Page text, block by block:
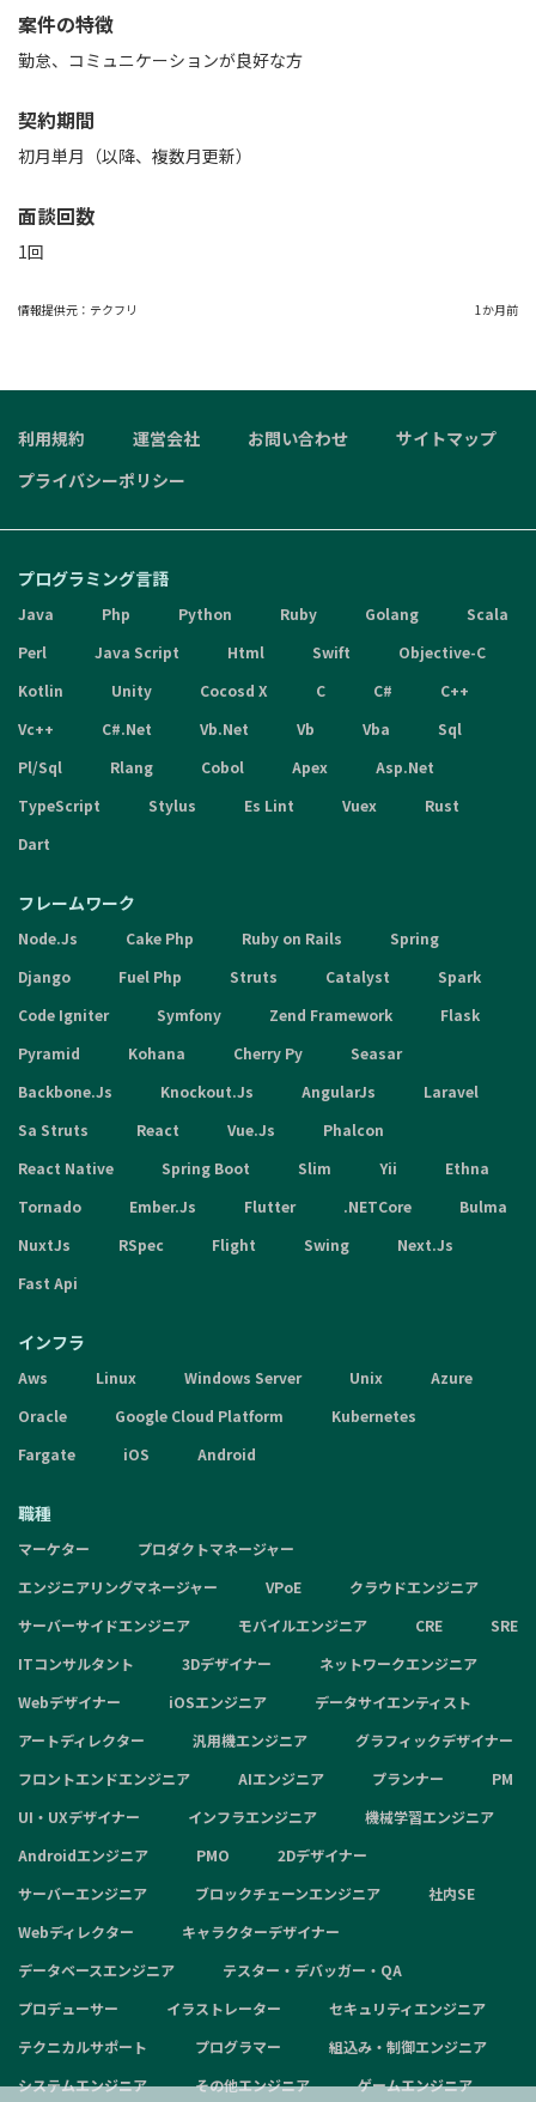
案件の特徴
勤怠、コミュニケーションが良好な方
契約期間
初月単月（以降、複数月更新）
面談回数
1回
情報提供元： テクフリ 1か月前
利用規約 運営会社 お問い合わせ
サイトマップ
プライバシーポリシー
プログラミング言語
Java Php Python Ruby Golang
Scala
Perl
Java Script Html Swift
Objective-C
Kotlin
Unity Cocosd X C C#
C++
Vc++
C#.Net Vb.Net Vb Vba
Sql
Pl/Sql
Rlang Cobol Apex
Asp.Net
TypeScript
Stylus Es Lint Vuex
Rust
Dart
フレームワーク
Node.Js Cake Php Ruby on Rails
Spring
Django
Fuel Php Struts Catalyst
Spark
Code Igniter
Symfony Zend Framework
Flask
Pyramid
Kohana Cherry Py
Seasar
Backbone.Js
Knockout.Js AngularJs
Laravel
Sa Struts
React Vue.Js
Phalcon
React Native
Spring Boot Slim Yii
Ethna
Tornado
Ember.Js Flutter .NETCore
Bulma
NuxtJs
RSpec Flight Swing
Next.Js
Fast Api
インフラ
Aws Linux Windows Server Unix
Azure
Oracle
Google Cloud Platform
Kubernetes
Fargate
iOS Android
職種
マーケター
プロダクトマネージャー
エンジニアリングマネージャー
VPoE
クラウドエンジニア
サーバーサイドエンジニア
モバイルエンジニア CRE
SRE
ITコンサルタント
3Dデザイナー
ネットワークエンジニア
Webデザイナー
iOSエンジニア
データサイエンティスト
アートディレクター
汎用機エンジニア
グラフィックデザイナー
フロントエンドエンジニア
AIエンジニア プランナー
PM
UI・UXデザイナー
インフラエンジニア
機械学習エンジニア
Androidエンジニア
PMO
2Dデザイナー
サーバーエンジニア
ブロックチェーンエンジニア
社内SE
Webディレクター
キャラクターデザイナー
データベースエンジニア
テスター・デバッガー・QA
プロデューサー
イラストレーター
セキュリティエンジニア
テクニカルサポート
プログラマー
組込み・制御エンジニア
システムエンジニア
その他エンジニア ゲームエンジニア